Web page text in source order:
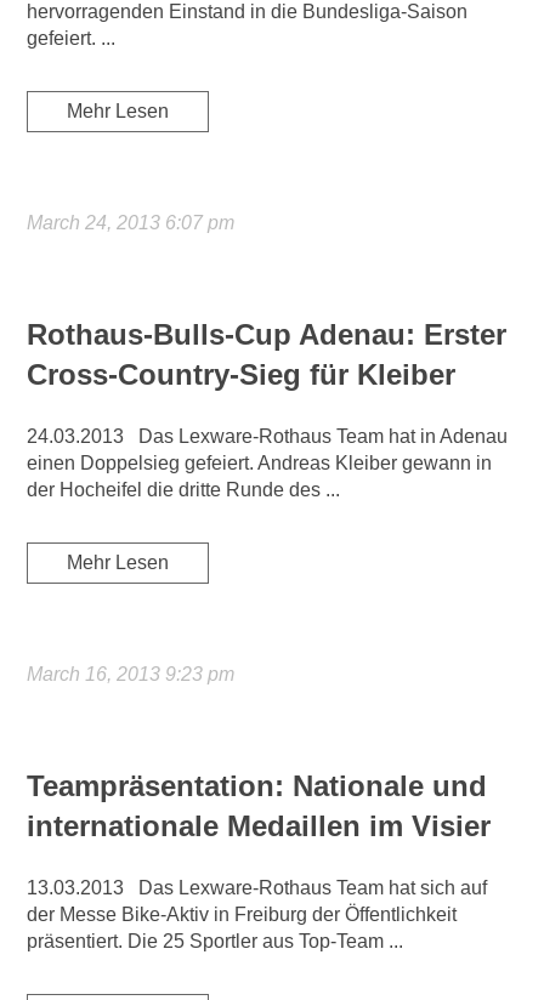
hervorragenden Einstand in die Bundesliga-Saison
gefeiert. ...
Mehr Lesen
March 24, 2013 6:07 pm
Rothaus-Bulls-Cup Adenau: Erster
Cross-Country-Sieg für Kleiber
24.03.2013 Das Lexware-Rothaus Team hat in Adenau
einen Doppelsieg gefeiert. Andreas Kleiber gewann in
der Hocheifel die dritte Runde des ...
Mehr Lesen
March 16, 2013 9:23 pm
Teampräsentation: Nationale und
internationale Medaillen im Visier
13.03.2013 Das Lexware-Rothaus Team hat sich auf
der Messe Bike-Aktiv in Freiburg der Öffentlichkeit
präsentiert. Die 25 Sportler aus Top-Team ...